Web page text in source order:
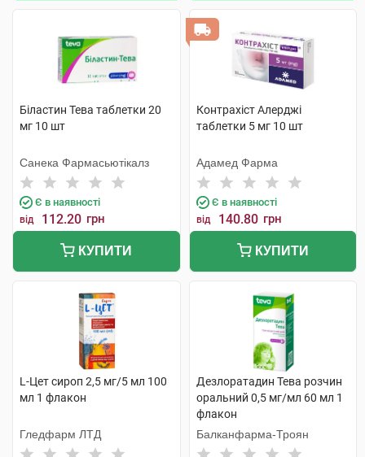
Біластин Тева таблетки 20
мг 10 шт
Санека Фармасьютікалз
Є в наявності
від 112.20 грн
КУПИТИ
Контрахіст Алерджі
таблетки 5 мг 10 шт
Адамед Фарма
Є в наявності
від 140.80 грн
КУПИТИ
L-Цет сироп 2,5 мг/5 мл 100
мл 1 флакон
Гледфарм ЛТД
Дезлоратадин Тева розчин
оральний 0,5 мг/мл 60 мл 1
флакон
Балканфарма-Троян